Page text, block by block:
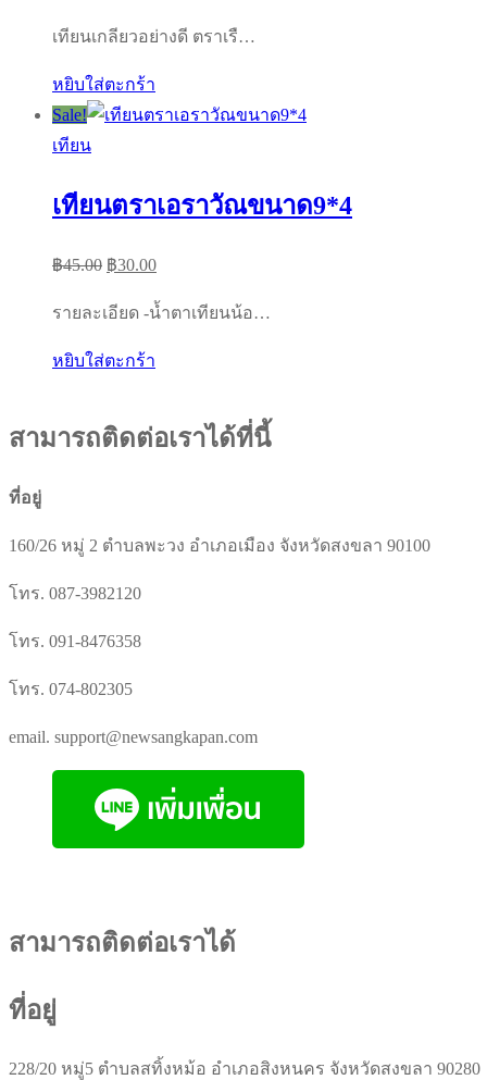
was:
฿55.00.
is:
เทียนเกลียวอย่างดี ตราเรื…
หยิบใส่ตะกร้า
Sale!
เทียน
เทียนตราเอราวัณขนาด9*4
฿45.00 Original
was:
฿45.00.
฿30.00Current
is:
รายละเอียด -น้ำตาเทียนน้อ…
หยิบใส่ตะกร้า
สามารถติดต่อเราได้ที่นี้
ที่อยู่
160/26 หมู่ 2 ตำบลพะวง อำเภอเมือง จังหวัดสงขลา 90100
โทร. 087-3982120
โทร. 091-8476358
โทร. 074-802305
email. support@newsangkapan.com
สามารถติดต่อเราได้
ที่อยู่
228/20 หมู่5 ตำบลสทิ้งหม้อ อำเภอสิงหนคร จังหวัดสงขลา 90280